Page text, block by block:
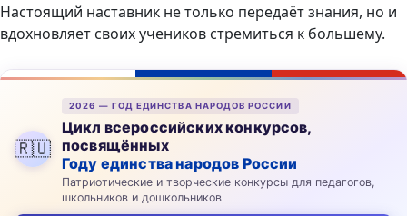
Настоящий наставник не только передаёт знания, но и
вдохновляет своих учеников стремиться к большему.
🇷🇺
2026 — ГОД ЕДИНСТВА НАРОДОВ РОССИИ
Цикл всероссийских конкурсов,
посвящённых
Году единства народов России
Патриотические и творческие конкурсы для педагогов,
школьников и дошкольников